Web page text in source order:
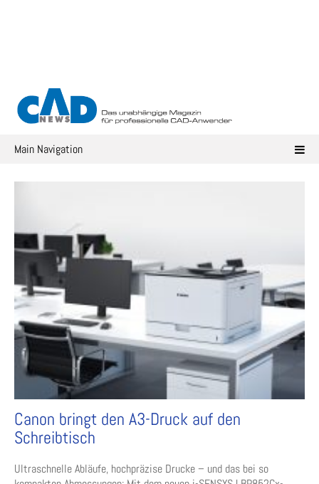
Main Navigation
Canon bringt den A3-Druck auf den
Schreibtisch
Ultraschnelle Abläufe, hochpräzise Drucke – und das bei so